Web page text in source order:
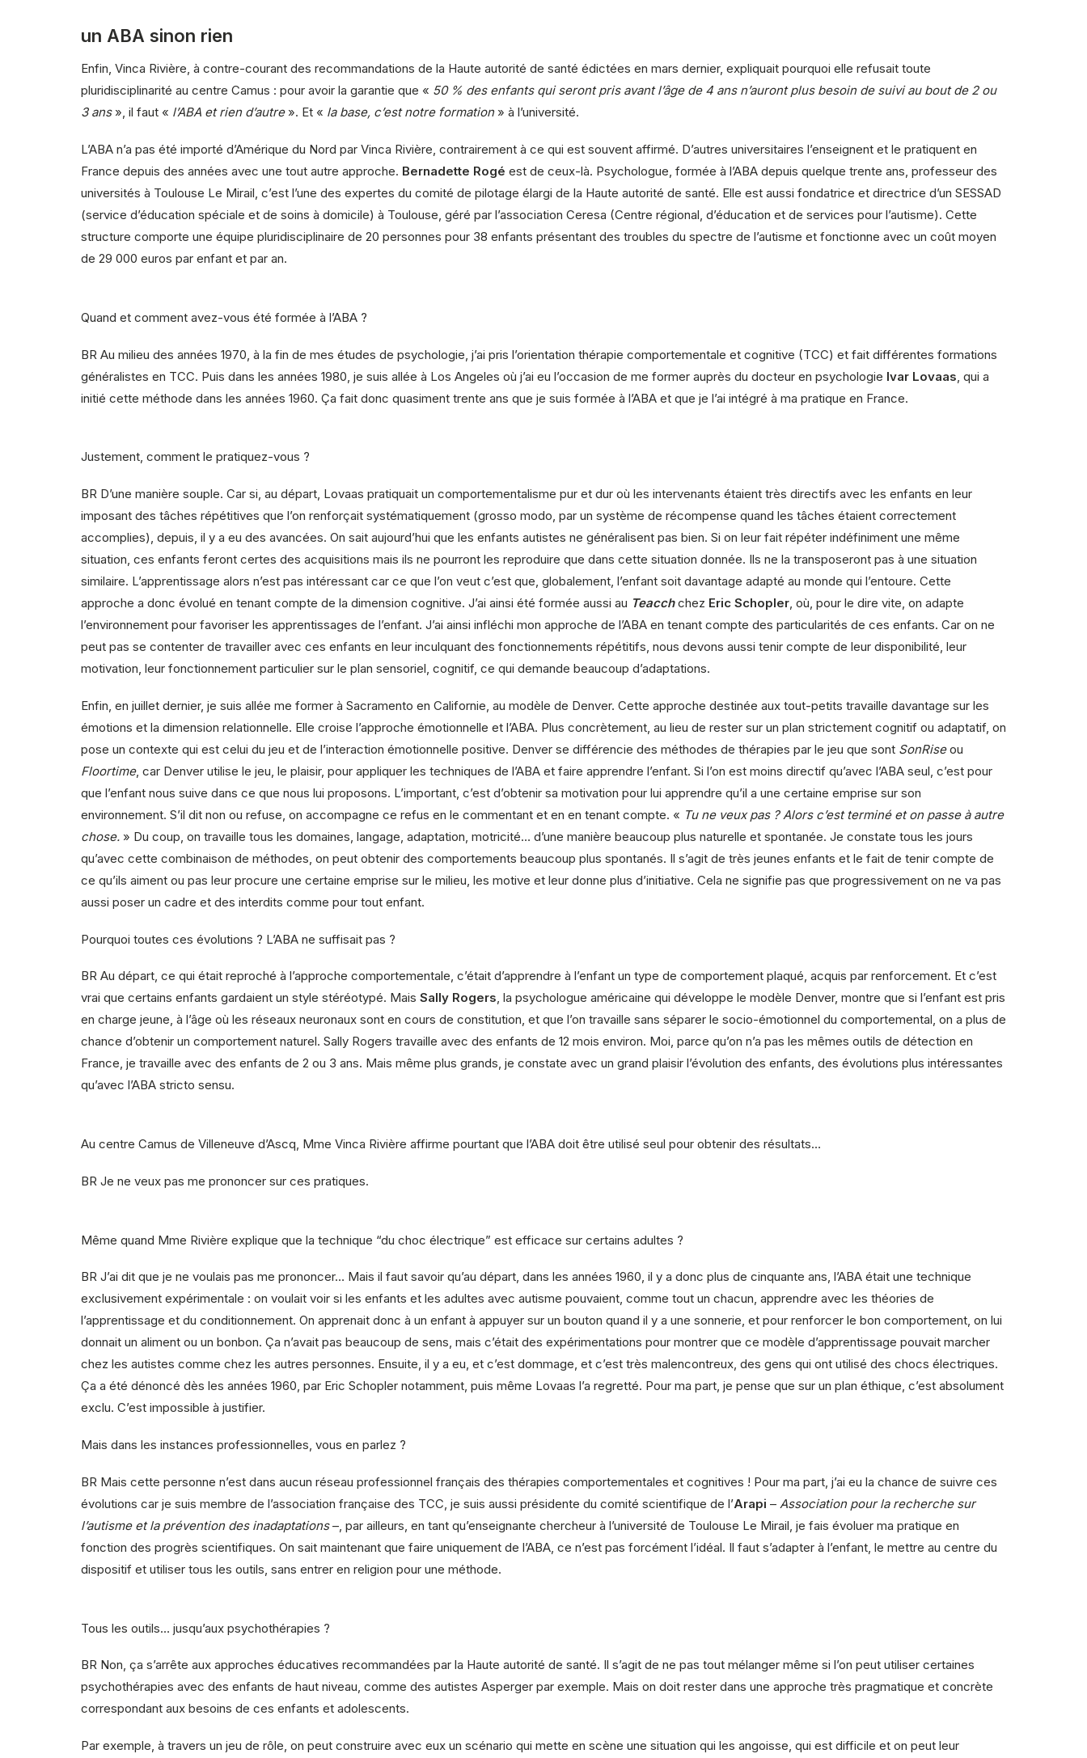
un ABA sinon rien
Enfin, Vinca Rivière, à contre-courant des recommandations de la Haute autorité de santé édictées en mars dernier, expliquait pourquoi elle refusait toute
pluridisciplinarité au centre Camus : pour avoir la garantie que « 50 % des enfants qui seront pris avant l’âge de 4 ans n’auront plus besoin de suivi au bout de 2 ou
3 ans», il faut « l’ABA et rien d’autre». Et « la base, c’est notre formation» à l’université.
L’ABA n’a pas été importé d’Amérique du Nord par Vinca Rivière, contrairement à ce qui est souvent affirmé. D’autres universitaires l’enseignent et le pratiquent en
France depuis des années avec une tout autre approche. Bernadette Rogé est de ceux-là. Psychologue, formée à l’ABA depuis quelque trente ans, professeur des
universités à Toulouse Le Mirail, c’est l’une des expertes du comité de pilotage élargi de la Haute autorité de santé. Elle est aussi fondatrice et directrice d’un SESSAD
(service d’éducation spéciale et de soins à domicile) à Toulouse, géré par l’association Ceresa (Centre régional, d’éducation et de services pour l’autisme). Cette
structure comporte une équipe pluridisciplinaire de 20 personnes pour 38 enfants présentant des troubles du spectre de l’autisme et fonctionne avec un coût moyen
de 29 000 euros par enfant et par an.
Quand et comment avez-vous été formée à l’ABA ?
BR Au milieu des années 1970, à la fin de mes études de psychologie, j’ai pris l’orientation thérapie comportementale et cognitive (TCC) et fait différentes formations
généralistes en TCC. Puis dans les années 1980, je suis allée à Los Angeles où j’ai eu l’occasion de me former auprès du docteur en psychologie Ivar Lovaas , qui a
initié cette méthode dans les années 1960. Ça fait donc quasiment trente ans que je suis formée à l’ABA et que je l’ai intégré à ma pratique en France.
Justement, comment le pratiquez-vous ?
BR D’une manière souple. Car si, au départ, Lovaas pratiquait un comportementalisme pur et dur où les intervenants étaient très directifs avec les enfants en leur
imposant des tâches répétitives que l’on renforçait systématiquement (grosso modo, par un système de récompense quand les tâches étaient correctement
accomplies), depuis, il y a eu des avancées. On sait aujourd’hui que les enfants autistes ne généralisent pas bien. Si on leur fait répéter indéfiniment une même
situation, ces enfants feront certes des acquisitions mais ils ne pourront les reproduire que dans cette situation donnée. Ils ne la transposeront pas à une situation
similaire. L’apprentissage alors n’est pas intéressant car ce que l’on veut c’est que, globalement, l’enfant soit davantage adapté au monde qui l’entoure. Cette
approche a donc évolué en tenant compte de la dimension cognitive. J’ai ainsi été formée aussi au Teacch chez Eric Schopler, où, pour le dire vite, on adapte
l’environnement pour favoriser les apprentissages de l’enfant. J’ai ainsi infléchi mon approche de l’ABA en tenant compte des particularités de ces enfants. Car on ne
peut pas se contenter de travailler avec ces enfants en leur inculquant des fonctionnements répétitifs, nous devons aussi tenir compte de leur disponibilité, leur
motivation, leur fonctionnement particulier sur le plan sensoriel, cognitif, ce qui demande beaucoup d’adaptations.
Enfin, en juillet dernier, je suis allée me former à Sacramento en Californie, au modèle de Denver. Cette approche destinée aux tout-petits travaille davantage sur les
émotions et la dimension relationnelle. Elle croise l’approche émotionnelle et l’ABA. Plus concrètement, au lieu de rester sur un plan strictement cognitif ou adaptatif, on
pose un contexte qui est celui du jeu et de l’interaction émotionnelle positive. Denver se différencie des méthodes de thérapies par le jeu que sont SonRiseou
Floortime, car Denver utilise le jeu, le plaisir, pour appliquer les techniques de l’ABA et faire apprendre l’enfant. Si l’on est moins directif qu’avec l’ABA seul, c’est pour
que l’enfant nous suive dans ce que nous lui proposons. L’important, c’est d’obtenir sa motivation pour lui apprendre qu’il a une certaine emprise sur son
environnement. S’il dit non ou refuse, on accompagne ce refus en le commentant et en en tenant compte. « Tu ne veux pas ? Alors c’est terminé et on passe à autre
chose. » Du coup, on travaille tous les domaines, langage, adaptation, motricité… d’une manière beaucoup plus naturelle et spontanée. Je constate tous les jours
qu’avec cette combinaison de méthodes, on peut obtenir des comportements beaucoup plus spontanés. Il s’agit de très jeunes enfants et le fait de tenir compte de
ce qu’ils aiment ou pas leur procure une certaine emprise sur le milieu, les motive et leur donne plus d’initiative. Cela ne signifie pas que progressivement on ne va pas
aussi poser un cadre et des interdits comme pour tout enfant.
Pourquoi toutes ces évolutions ? L’ABA ne suffisait pas ?
BR Au départ, ce qui était reproché à l’approche comportementale, c’était d’apprendre à l’enfant un type de comportement plaqué, acquis par renforcement. Et c’est
vrai que certains enfants gardaient un style stéréotypé. Mais Sally Rogers, la psychologue américaine qui développe le modèle Denver, montre que si l’enfant est pris
en charge jeune, à l’âge où les réseaux neuronaux sont en cours de constitution, et que l’on travaille sans séparer le socio-émotionnel du comportemental, on a plus de
chance d’obtenir un comportement naturel. Sally Rogers travaille avec des enfants de 12 mois environ. Moi, parce qu’on n’a pas les mêmes outils de détection en
France, je travaille avec des enfants de 2 ou 3 ans. Mais même plus grands, je constate avec un grand plaisir l’évolution des enfants, des évolutions plus intéressantes
qu’avec l’ABA stricto sensu.
Au centre Camus de Villeneuve d’Ascq, Mme Vinca Rivière affirme pourtant que l’ABA doit être utilisé seul pour obtenir des résultats…
BR Je ne veux pas me prononcer sur ces pratiques.
Même quand Mme Rivière explique que la technique “du choc électrique” est efficace sur certains adultes ?
BR J’ai dit que je ne voulais pas me prononcer… Mais il faut savoir qu’au départ, dans les années 1960, il y a donc plus de cinquante ans, l’ABA était une technique
exclusivement expérimentale : on voulait voir si les enfants et les adultes avec autisme pouvaient, comme tout un chacun, apprendre avec les théories de
l’apprentissage et du conditionnement. On apprenait donc à un enfant à appuyer sur un bouton quand il y a une sonnerie, et pour renforcer le bon comportement, on lui
donnait un aliment ou un bonbon. Ça n’avait pas beaucoup de sens, mais c’était des expérimentations pour montrer que ce modèle d’apprentissage pouvait marcher
chez les autistes comme chez les autres personnes. Ensuite, il y a eu, et c’est dommage, et c’est très malencontreux, des gens qui ont utilisé des chocs électriques.
Ça a été dénoncé dès les années 1960, par Eric Schopler notamment, puis même Lovaas l’a regretté. Pour ma part, je pense que sur un plan éthique, c’est absolument
exclu. C’est impossible à justifier.
Mais dans les instances professionnelles, vous en parlez ?
BR Mais cette personne n’est dans aucun réseau professionnel français des thérapies comportementales et cognitives ! Pour ma part, j’ai eu la chance de suivre ces
évolutions car je suis membre de l’association française des TCC, je suis aussi présidente du comité scientifique de l’Arapi – Association pour la recherche sur
l’autisme et la prévention des inadaptations–, par ailleurs, en tant qu’enseignante chercheur à l’université de Toulouse Le Mirail, je fais évoluer ma pratique en
fonction des progrès scientifiques. On sait maintenant que faire uniquement de l’ABA, ce n’est pas forcément l’idéal. Il faut s’adapter à l’enfant, le mettre au centre du
dispositif et utiliser tous les outils, sans entrer en religion pour une méthode.
Tous les outils… jusqu’aux psychothérapies ?
BR Non, ça s’arrête aux approches éducatives recommandées par la Haute autorité de santé. Il s’agit de ne pas tout mélanger même si l’on peut utiliser certaines
psychothérapies avec des enfants de haut niveau, comme des autistes Asperger par exemple. Mais on doit rester dans une approche très pragmatique et concrète
correspondant aux besoins de ces enfants et adolescents.
Par exemple, à travers un jeu de rôle, on peut construire avec eux un scénario qui mette en scène une situation qui les angoisse, qui est difficile et on peut leur